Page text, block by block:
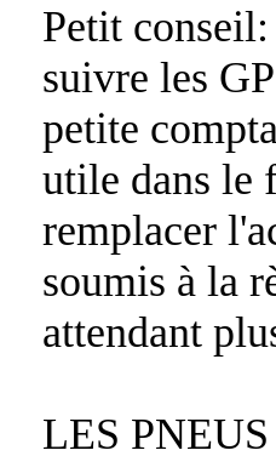
Petit
suivre les
petite
utile dans le
remplacer
soumis à la
attendant
LES PNEUS